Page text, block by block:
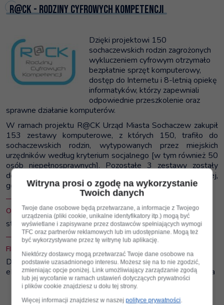
R@CK - Rodziny Cyfrowych Kompetencji
Dzięki projektowi 150
sochaczewskich rodzin zagrożonych
wykluczeniem cyfrowym otrzymało
bezpłatnie sprzęt komputerowy,
dostęp do Internetu i 8-letnią opiekę
informatyków, którzy zapewniali
odpowiednie przeszkolenie oraz
sprawne działanie komputerów.
W ramach projektu R@CK Urząd Miasta Sochaczew zakupił
153 zestawy komputerowe, z których 150, trafiło do
sochaczewskich rodzin, wytypowanych przez miejskich
urzędników według kryterium socjalnego [w tym również 50
osób niepełnosprawnych]. Pozostałe 3 zestawy zostały
dostarczone do Miejskiego Ośrodka Pomocy Społecznej,
gdzie mogli korzystać z komputerów wszyscy mieszkańcy.
OKRES REALIZACJI
styczeń 2011 - grudzień 2013
FINANSOWANIE
Działanie 8.3 Przeciwdziałanie wykluczeniu cyfrowemu –
eInclusion Programu Operacyjnego Innowacyjna Gospodarka
Witryna prosi o zgodę na wykorzystanie
Twoich danych
Twoje dane osobowe będą przetwarzane, a informacje z Twojego
urządzenia (pliki cookie, unikalne identyfikatory itp.) mogą być
wyświetlane i zapisywane przez dostawców spełniających wymogi
TFC oraz partnerów reklamowych lub im udostępniane. Mogą też
być wykorzystywane przez tę witrynę lub aplikację.
Niektórzy dostawcy mogą przetwarzać Twoje dane osobowe na
podstawie uzasadnionego interesu. Możesz się na to nie zgodzić,
zmieniając opcje poniżej. Link umożliwiający zarządzanie zgodą
lub jej wycofanie w ramach ustawień dotyczących prywatności
i plików cookie znajdziesz u dołu tej strony.
Więcej informacji znajdziesz w naszejpolityce prywatności.